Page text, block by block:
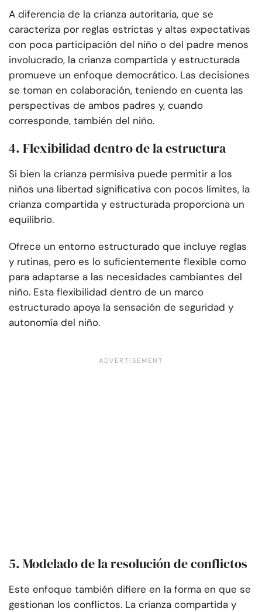
A diferencia de la crianza autoritaria, que se
caracteriza por reglas estrictas y altas expectativas
con poca participación del niño o del padre menos
involucrado, la crianza compartida y estructurada
promueve un enfoque democrático. Las decisiones
se toman en colaboración, teniendo en cuenta las
perspectivas de ambos padres y, cuando
corresponde, también del niño.
4. Flexibilidad dentro de la estructura
Si bien la crianza permisiva puede permitir a los
niños una libertad significativa con pocos límites, la
crianza compartida y estructurada proporciona un
equilibrio.
Ofrece un entorno estructurado que incluye reglas
y rutinas, pero es lo suficientemente flexible como
para adaptarse a las necesidades cambiantes del
niño. Esta flexibilidad dentro de un marco
estructurado apoya la sensación de seguridad y
autonomía del niño.
5. Modelado de la resolución de conflictos
Este enfoque también difiere en la forma en que se
gestionan los conflictos. La crianza compartida y